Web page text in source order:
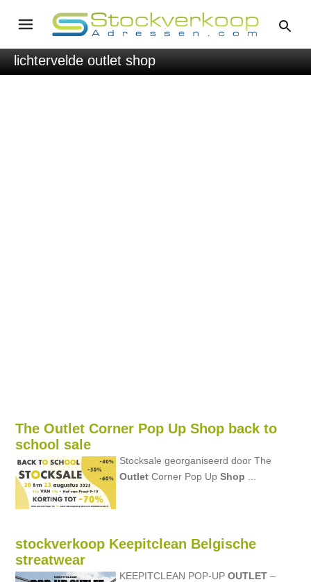
lichtervelde outlet shop
The Outlet Corner Pop Up Shop back to
school sale
Stocksale georganiseerd door The
Outlet Corner Pop UpShop
stockverkoop Keepitclean Belgische
streatwear
KEEPITCLEAN POP-UPOUTLET –